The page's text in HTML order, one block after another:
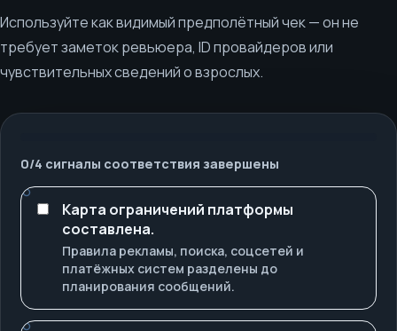
Используйте как видимый предполётный чек — он не
требует заметок ревьюера, ID провайдеров или
чувствительных сведений о взрослых.
0/4 сигналы соответствия завершены
Карта ограничений платформы
составлена.
Правила рекламы, поиска, соцсетей и
платёжных систем разделены до
планирования сообщений.